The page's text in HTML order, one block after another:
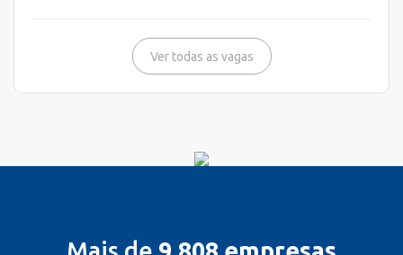
Ver todas as vagas